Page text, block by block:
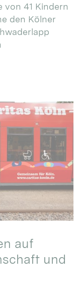
von 41 Kindern
den Kölner
auf
und